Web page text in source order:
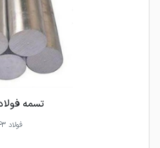
تسمه فولاد
فولاد 1.3343